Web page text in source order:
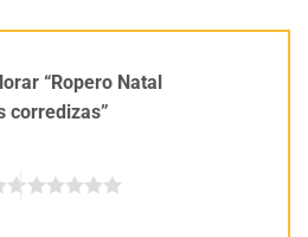
“Ropero Natal
corredizas”